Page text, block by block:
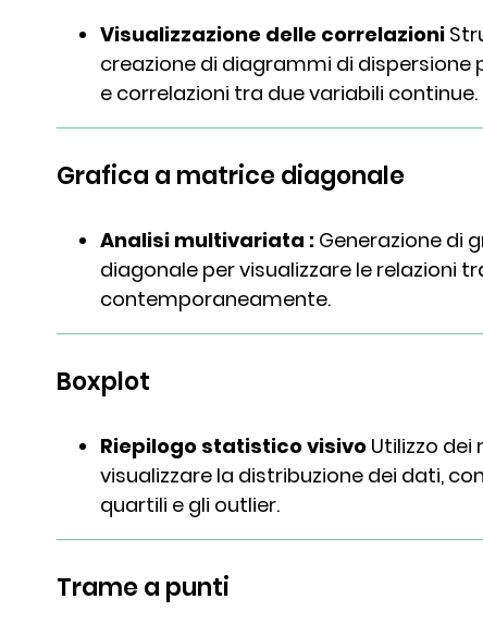
Visualizzazione delle correlazioni
creazione di diagrammi di dispersione
e correlazioni tra due variabili continue.
Grafica a matrice diagonale
Analisi multivariata : Generazione di
diagonale per visualizzare le relazioni
contemporaneamente.
Boxplot
Riepilogo statistico visivo Utilizzo dei
visualizzare la distribuzione dei dati,
quartili e gli outlier.
Trame a punti